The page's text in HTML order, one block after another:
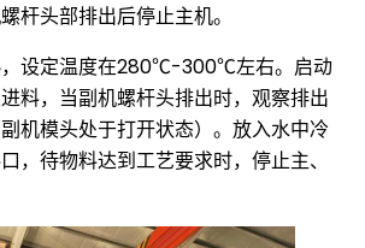
杆头部排出后停止主机。
，设定温度在280℃-300℃左右。启动
料，当副机螺杆头排出时，观察排出
机模头处于打开状态）。放入水中冷
，待物料达到工艺要求时，停止主、